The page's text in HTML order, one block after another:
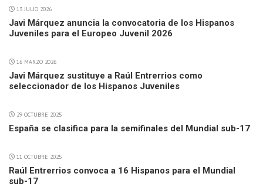
13 JULIO 2026
Javi Márquez anuncia la convocatoria de los Hispanos
Juveniles para el Europeo Juvenil 2026
16 MARZO 2026
Javi Márquez sustituye a Raúl Entrerrios como
seleccionador de los Hispanos Juveniles
29 OCTUBRE 2025
España se clasifica para la semifinales del Mundial sub-17
11 OCTUBRE 2025
Raúl Entrerrios convoca a 16 Hispanos para el Mundial
sub-17